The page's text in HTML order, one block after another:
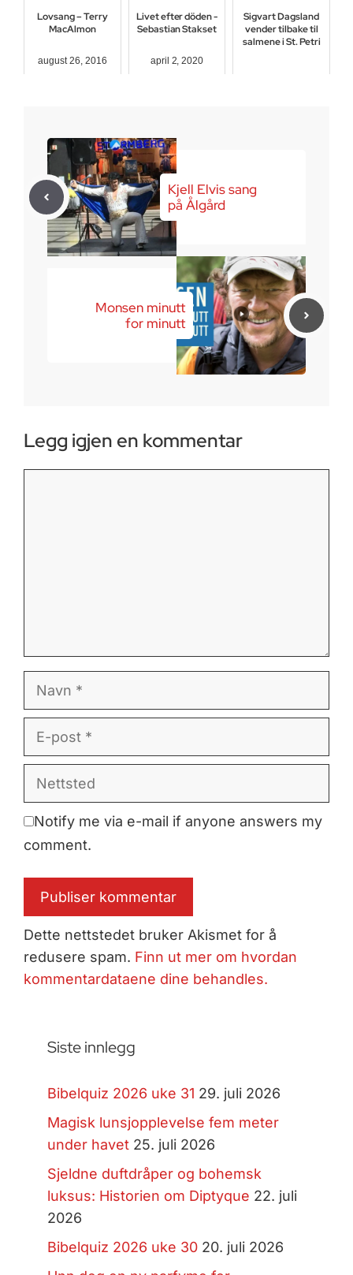
Lovsang – Terry
MacAlmon
august 26, 2016
Livet efter döden -
Sebastian Stakset
april 2, 2020
Sigvart Dagsland
vender tilbake til
salmene i St. Petri
Kjell Elvis sang
på Ålgård
Monsen minutt
for minutt
Legg igjen en kommentar
Navn
E-
post
Nettsted
Notify me via e-mail if anyone answers my
comment.
Dette nettstedet bruker Akismet for å
redusere spam. Finn ut mer om hvordan
kommentardataene dine behandles.
Siste innlegg
Bibelquiz 2026 uke 31 29. juli 2026
Magisk lunsjopplevelse fem meter
under havet 25. juli 2026
Sjeldne duftdråper og bohemsk
luksus: Historien om Diptyque 22. juli
2026
Bibelquiz 2026 uke 30 20. juli 2026